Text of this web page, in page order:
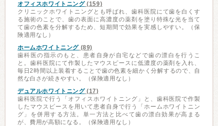
オフィスホワイトニング(159)
クリニックホワイトニングとも呼ばれ、歯科医院にて歯を白くす
る施術のことで、歯の表面に高濃度の薬剤を塗り特殊な光を当て
て歯の色素を分解するため、短期間で効果を実感しやすい。（保
険適用なし）
ホームホワイトニング (89)
歯科医の指示のもと、患者自身が自宅などで歯の漂白を行うこ
と。歯科医院にて作製したマウスピースに低濃度の薬剤を入れ、
毎日2時間以上装着することで歯の色素を細かく分解するので、自
然な白さが続きやすい。（保険適用なし）
デュアルホワイトニング(17)
歯科医院で行う「オフィスホワイトニング」と、歯科医院で作製
したマウスピースを用いて患者自身で行う「ホームホワイトニン
グ」を併用する方法。単一方法と比べて歯の漂白効果が高まる
が、費用が高額になる。（保険適用なし）